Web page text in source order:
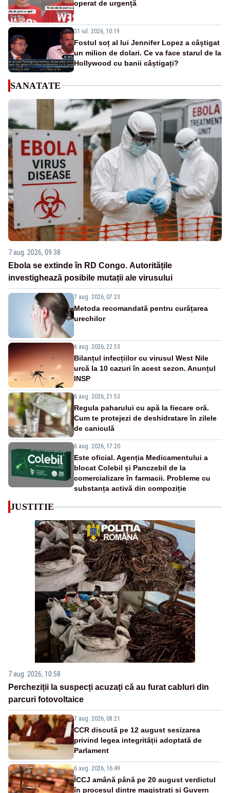
operat de urgență
31 iul. 2026, 10:19
Fostul soț al lui Jennifer Lopez a câștigat
un milion de dolari. Ce va face starul de la
Hollywood cu banii câștigați?
SANATATE
7 aug. 2026, 09:38
Ebola se extinde în RD Congo. Autoritățile
investighează posibile mutații ale virusului
7 aug. 2026, 07:23
Metoda recomandată pentru curățarea
urechilor
6 aug. 2026, 22:53
Bilanțul infecțiilor cu virusul West Nile
urcă la 10 cazuri în acest sezon. Anunțul
INSP
6 aug. 2026, 21:53
Regula paharului cu apă la fiecare oră.
Cum te protejezi de deshidratare în zilele
de caniculă
6 aug. 2026, 17:20
Este oficial. Agenția Medicamentului a
blocat Colebil și Panczebil de la
comercializare în farmacii. Probleme cu
substanța activă din compoziție
JUSTITIE
7 aug. 2026, 10:58
Percheziții la suspecți acuzați că au furat cabluri din
parcuri fotovoltaice
7 aug. 2026, 08:21
CCR discută pe 12 august sesizarea
privind legea integrității adoptată de
Parlament
6 aug. 2026, 16:49
ÎCCJ amână până pe 20 august verdictul
în procesul dintre magistrați și Guvern